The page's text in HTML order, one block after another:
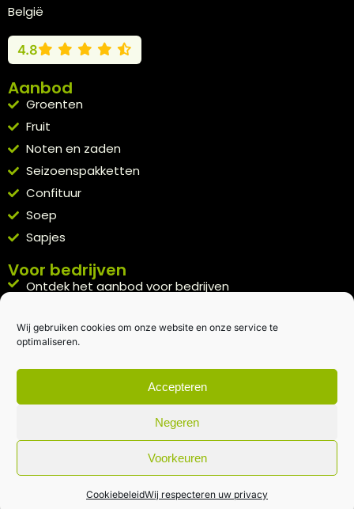
Wij gebruiken cookies om onze website en onze service te
optimaliseren.
Accepteren
Negeren
Voorkeuren
CookiebeleidWij respecteren uw privacy
België
4.8
Aanbod
Groenten
Fruit
Noten en zaden
Seizoenspakketten
Confituur
Soep
Sapjes
Voor bedrijven
Ontdek het aanbod voor bedrijven
Kennismakingspakket aanvragen
Blijft op de hoogte
Rechtstreeks van het veld naar je inbox.
Inschrijven nieuwsbrief
Algemene voorwaarden|Privacybeleid| gemaakt met door
creativitijd